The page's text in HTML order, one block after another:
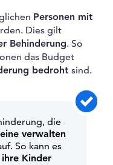
Personen mit
Dies gilt
Behinderung. So
das Budget
bedroht sind.
die
verwalten
So kann es
Kinder